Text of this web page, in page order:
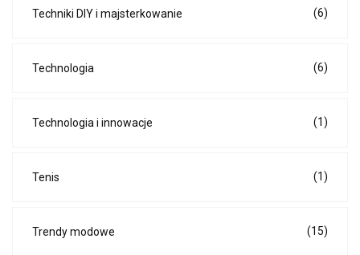
Techniki DIY i majsterkowanie (6)
Technologia (6)
Technologia i innowacje (1)
Tenis (1)
Trendy modowe (15)